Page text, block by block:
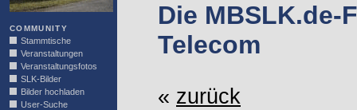
COMMUNITY
Stammtische
Veranstaltungen
Veranstaltungsfotos
SLK-Bilder
Bilder hochladen
User-Suche
Die MBSLK.de-
Telecom
« zurück